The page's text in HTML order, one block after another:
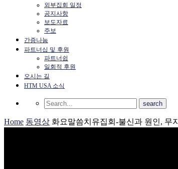
외부집회 일정
공지사항
보도자료
주보
간증나눔
파트너십 및 후원
파트너쉽
일회적 후원
오시는 길
HTM USA 소식
Home 동영상 화요말씀치유집회-불신과 원인, 무지